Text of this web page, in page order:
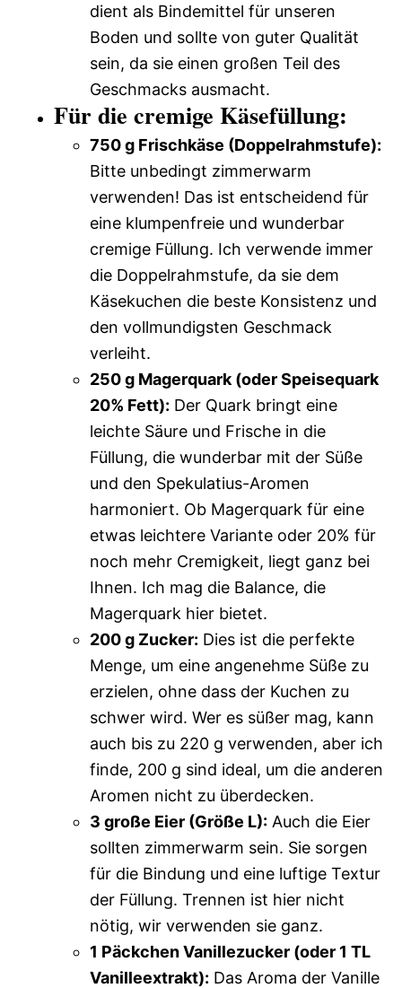
dient als Bindemittel für unseren
Boden und sollte von guter Qualität
sein, da sie einen großen Teil des
Geschmacks ausmacht.
Für die cremige Käsefüllung:
750 g Frischkäse (Doppelrahmstufe):
Bitte unbedingt zimmerwarm
verwenden! Das ist entscheidend für
eine klumpenfreie und wunderbar
cremige Füllung. Ich verwende immer
die Doppelrahmstufe, da sie dem
Käsekuchen die beste Konsistenz und
den vollmundigsten Geschmack
verleiht.
250 g Magerquark (oder Speisequark
20% Fett): Der Quark bringt eine
leichte Säure und Frische in die
Füllung, die wunderbar mit der Süße
und den Spekulatius-Aromen
harmoniert. Ob Magerquark für eine
etwas leichtere Variante oder 20% für
noch mehr Cremigkeit, liegt ganz bei
Ihnen. Ich mag die Balance, die
Magerquark hier bietet.
200 g Zucker: Dies ist die perfekte
Menge, um eine angenehme Süße zu
erzielen, ohne dass der Kuchen zu
schwer wird. Wer es süßer mag, kann
auch bis zu 220 g verwenden, aber ich
finde, 200 g sind ideal, um die anderen
Aromen nicht zu überdecken.
3 große Eier (Größe L): Auch die Eier
sollten zimmerwarm sein. Sie sorgen
für die Bindung und eine luftige Textur
der Füllung. Trennen ist hier nicht
nötig, wir verwenden sie ganz.
1 Päckchen Vanillezucker (oder 1 TL
Vanilleextrakt): Das Aroma der Vanille